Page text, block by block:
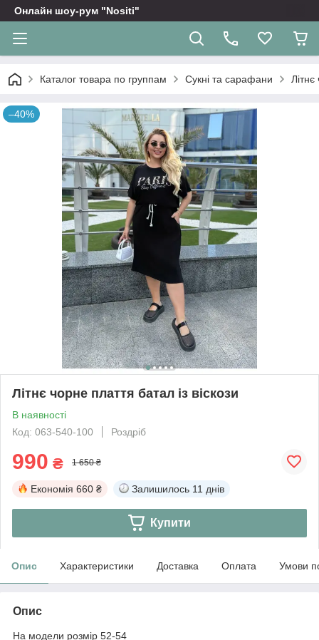
Онлайн шоу-рум "Nositi"
Каталог товара по группам Сукні та сарафани Літнє
–40%
Літнє чорне плаття батал із віскози
В наявності
Код: 063-540-100
Роздріб
990 ₴ 1 650 ₴
Економія 660 ₴ Залишилось 11 днів
Купити
Опис Характеристики Доставка Оплата Умови
Опис
На модели розмір 52-54